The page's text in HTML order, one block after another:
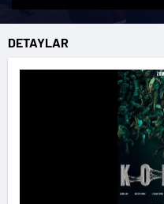
DETAYLAR